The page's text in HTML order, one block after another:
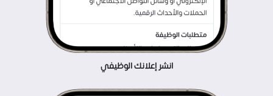
انشر إعلانك الوظيفي